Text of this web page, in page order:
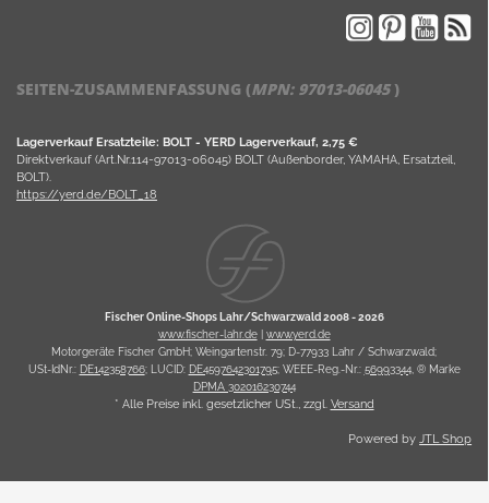
SEITEN-ZUSAMMENFASSUNG (MPN: 97013-06045)
Lagerverkauf Ersatzteile: BOLT - YERD Lagerverkauf, 2,75 €
Direktverkauf (Art.Nr.114-97013-06045) BOLT (Außenborder, YAMAHA, Ersatzteil,
BOLT).
https://yerd.de/BOLT_18
Fischer Online-Shops Lahr/Schwarzwald 2008 -2026
www.fischer-lahr.de| www.yerd.de
Motorgeräte Fischer GmbH; Weingartenstr. 79; D-77933 Lahr / Schwarzwald;
USt-IdNr.: DE142358766; LUCID: DE4597642301795; WEEE-Reg.-Nr.: 56993344, ® Marke
DPMA 302016230744
* Alle Preise inkl. gesetzlicher USt., zzgl. Versand
Powered byJTL Shop